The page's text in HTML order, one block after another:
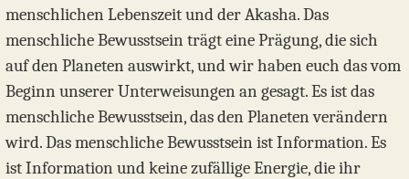
menschlichen Lebenszeit und der Akasha. Das
menschliche Bewusstsein trägt eine Prägung, die sich
auf den Planeten auswirkt, und wir haben euch das vom
Beginn unserer Unterweisungen an gesagt. Es ist das
menschliche Bewusstsein, das den Planeten verändern
wird. Das menschliche Bewusstsein ist Information. Es
ist Information und keine zufällige Energie, die ihr